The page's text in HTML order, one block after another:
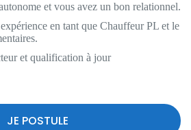
et vous avez un bon relationnel.
en tant que Chauffeur PL et le
et qualification à jour
JE POSTULE